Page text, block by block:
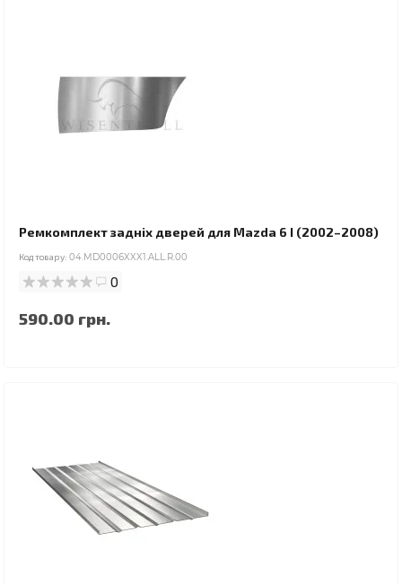
Ремкомплект задніх дверей для Mazda 6 I (2002–2008)
Код товару: 04.MD0006XXX1.ALL.R.00
0
590.00 грн.